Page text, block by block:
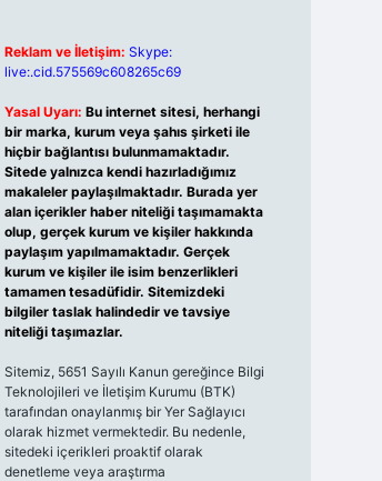
Reklam ve İletişim: Skype:
live:.cid.575569c608265c69
Yasal Uyarı: Bu internet sitesi, herhangi
bir marka, kurum veya şahıs şirketi ile
hiçbir bağlantısı bulunmamaktadır.
Sitede yalnızca kendi hazırladığımız
makaleler paylaşılmaktadır. Burada yer
alan içerikler haber niteliği taşımamakta
olup, gerçek kurum ve kişiler hakkında
paylaşım yapılmamaktadır. Gerçek
kurum ve kişiler ile isim benzerlikleri
tamamen tesadüfidir. Sitemizdeki
bilgiler taslak halindedir ve tavsiye
niteliği taşımazlar.
Sitemiz, 5651 Sayılı Kanun gereğince Bilgi
Teknolojileri ve İletişim Kurumu (BTK)
tarafından onaylanmış bir Yer Sağlayıcı
olarak hizmet vermektedir. Bu nedenle,
sitedeki içerikleri proaktif olarak
denetleme veya araştırma